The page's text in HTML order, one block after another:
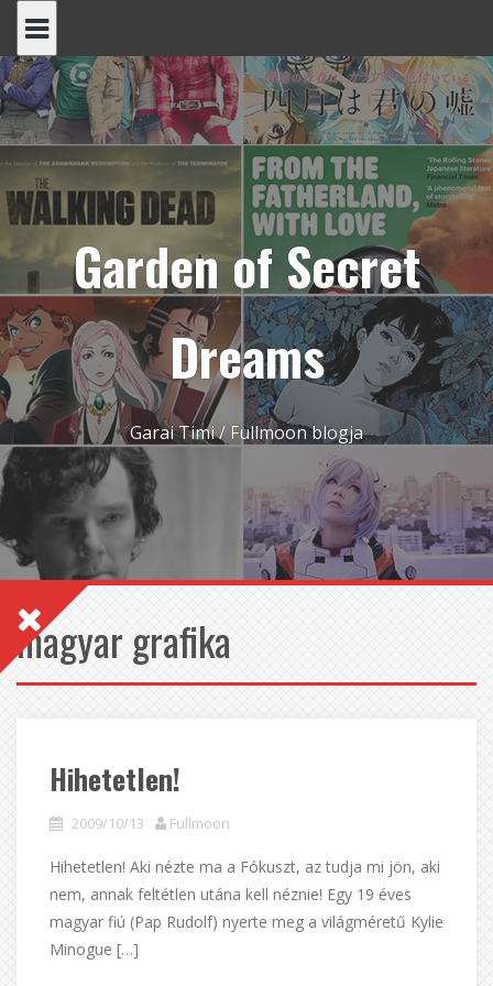
content
Garden of Secret
Dreams
Garai Timi / Fullmoon blogja
magyar grafika
Hihetetlen!
2009/10/13 Fullmoon
Hihetetlen! Aki nézte ma a Fókuszt, az tudja mi jön, aki
nem, annak feltétlen utána kell néznie! Egy 19 éves
magyar fiú (Pap Rudolf) nyerte meg a világméretű Kylie
Minogue […]